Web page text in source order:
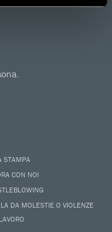
STAMPA
CON NOI
DA MOLESTIE O VIOLENZE